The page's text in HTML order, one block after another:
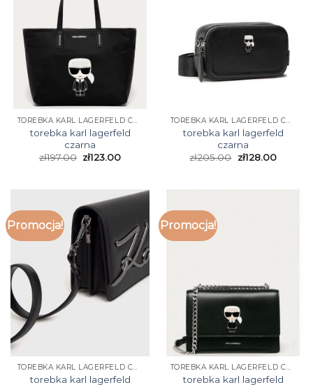
TOREBKA KARL LAGERFELD CZARNA
torebka karl lagerfeld
czarna
zł197.00 zł123.00
TOREBKA KARL LAGERFELD CZARNA
torebka karl lagerfeld
czarna
zł205.00 zł128.00
Promocja!
TOREBKA KARL LAGERFELD CZARNA
torebka karl lagerfeld
Promocja!
TOREBKA KARL LAGERFELD CZARNA
torebka karl lagerfeld